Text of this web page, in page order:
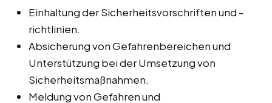
Einhaltung der Sicherheitsvorschriften und -
richtlinien.
Absicherung von Gefahrenbereichen und
Unterstützung bei der Umsetzung von
Sicherheitsmaßnahmen.
Meldung von Gefahren und